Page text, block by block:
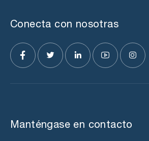
Conecta con nosotras
Manténgase en contacto